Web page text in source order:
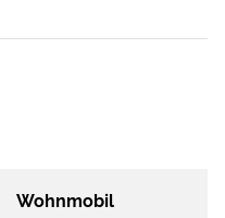
Wohnmobil